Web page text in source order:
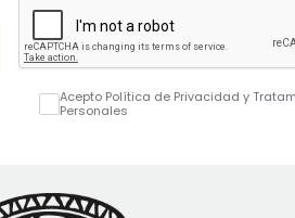
Acepto Política de Privacidad y
Personales